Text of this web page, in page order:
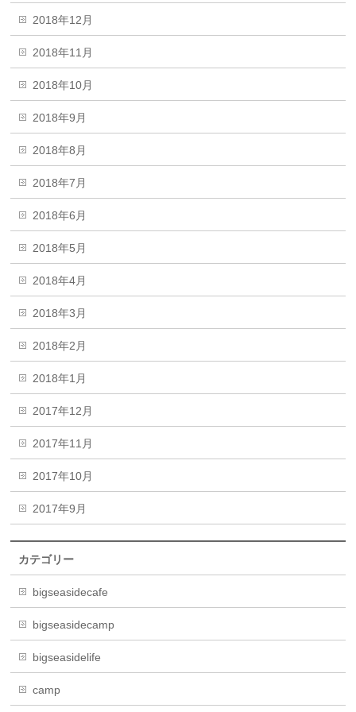
2018年12月
2018年11月
2018年10月
2018年9月
2018年8月
2018年7月
2018年6月
2018年5月
2018年4月
2018年3月
2018年2月
2018年1月
2017年12月
2017年11月
2017年10月
2017年9月
カテゴリー
bigseasidecafe
bigseasidecamp
bigseasidelife
camp